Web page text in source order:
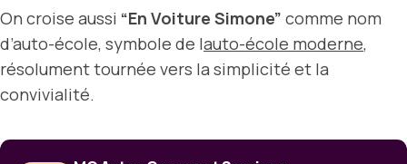
On croise aussi “En Voiture Simone” comme nom
d’auto-école, symbole de lauto-école moderne,
résolument tournée vers la simplicité et la
convivialité.